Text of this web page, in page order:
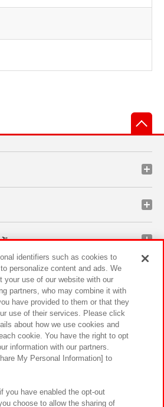
ン
ステナビリティ サイトポリシー
ウェブアクセシビリティ方針と検証結果
もに
応方針 よくあるご質問・お問い合わせ
identifiers such as cookies to
personalize content and ads. We
your use of our website with our
partners, who may combine it with
have provided to them or that they
use of their services. Please click
about how we use cookies and
cookie. You have the right to opt
information with our partners.
My Personal Information] to
you have enabled the opt-out
choose to allow the sharing of